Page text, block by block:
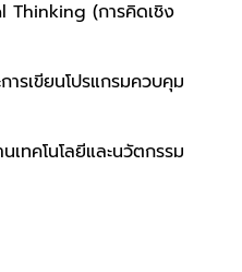
Thinking (การคิดเชิง
รเขียนโปรแกรมควบคุม
ทคโนโลยีและนวัตกรรม